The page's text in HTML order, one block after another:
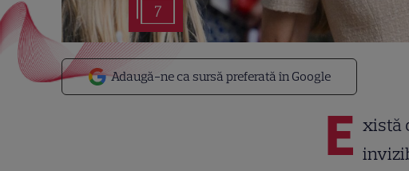
7
Adaugă-ne ca sursă preferată în Google
E xistă